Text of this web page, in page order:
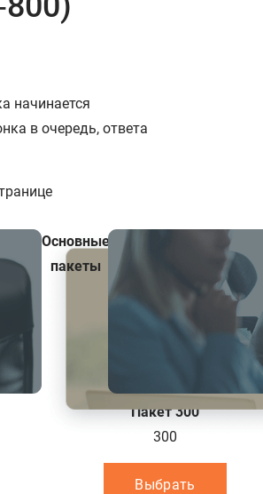
начинается
в очередь, ответа
Основные
пакеты
Пакет 300
300
Выбрать